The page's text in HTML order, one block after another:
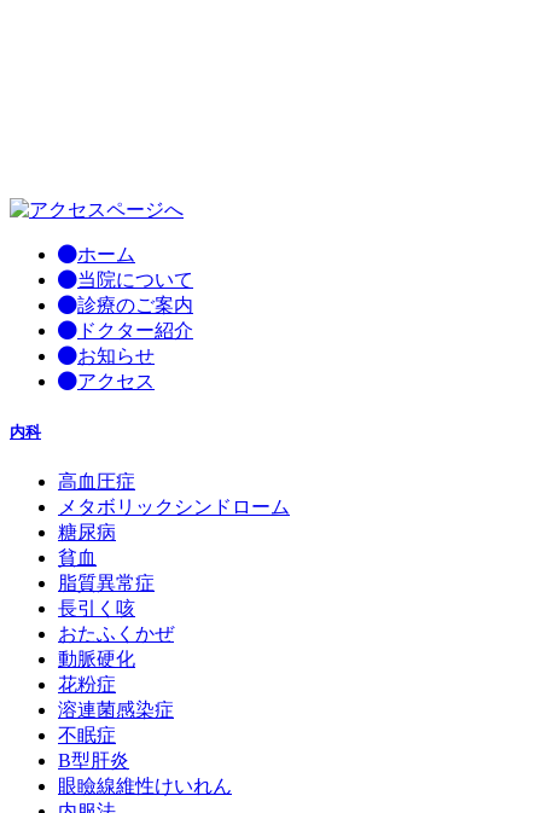
ホーム
当院について
診療のご案内
ドクター紹介
お知らせ
アクセス
内科
高血圧症
メタボリックシンドローム
糖尿病
貧血
脂質異常症
長引く咳
おたふくかぜ
動脈硬化
花粉症
溶連菌感染症
不眠症
B型肝炎
眼瞼線維性けいれん